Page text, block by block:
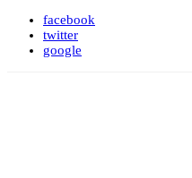
facebook
twitter
google